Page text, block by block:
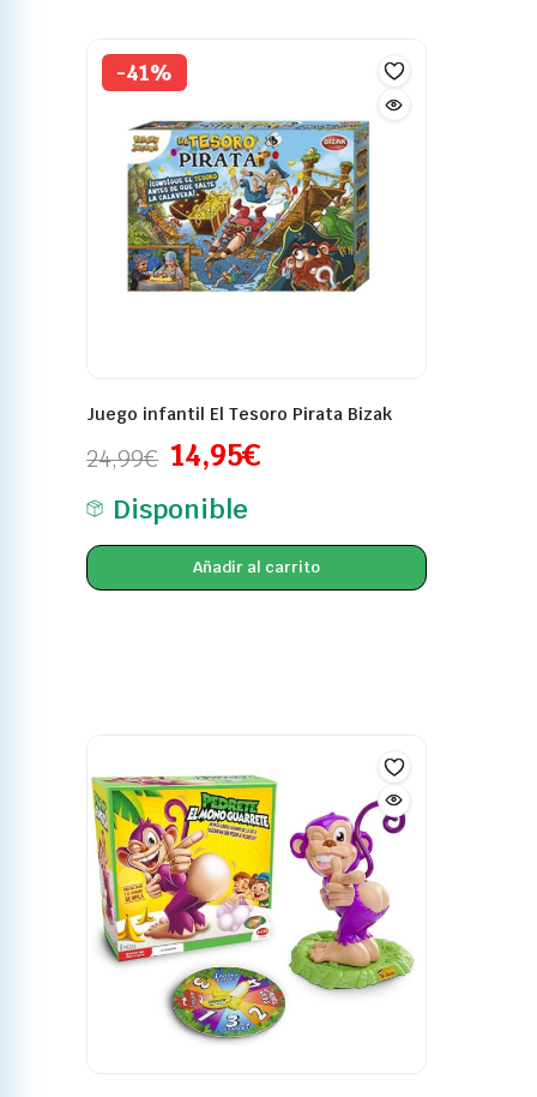
-41%
Juego infantil El Tesoro Pirata Bizak
24,99€ 14,95€
Disponible
Añadir al carrito